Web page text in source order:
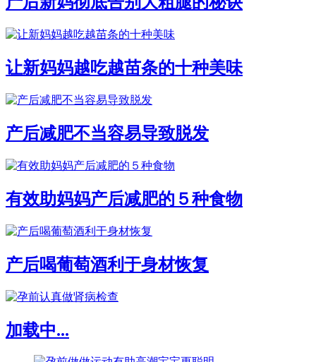
让新妈妈越吃越苗条的十种美味
产后减肥不当容易导致脱发
有效助妈妈产后减肥的５种食物
产后喝葡萄酒利于身材恢复
加载中...